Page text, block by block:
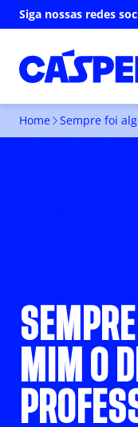
Siga nossas redes
Home Sempre foi
MIM O